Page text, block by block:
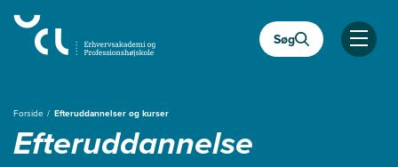
hovedindhold
Søg
Åben
Forside Efteruddannelser og kurser
Efteruddannelse